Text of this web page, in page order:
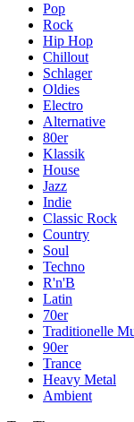
Pop
Rock
Hip Hop
Chillout
Schlager
Oldies
Electro
Alternative
80er
Klassik
House
Jazz
Indie
Classic Rock
Country
Soul
Techno
R'n'B
Latin
70er
Traditionelle
90er
Trance
Heavy Metal
Ambient